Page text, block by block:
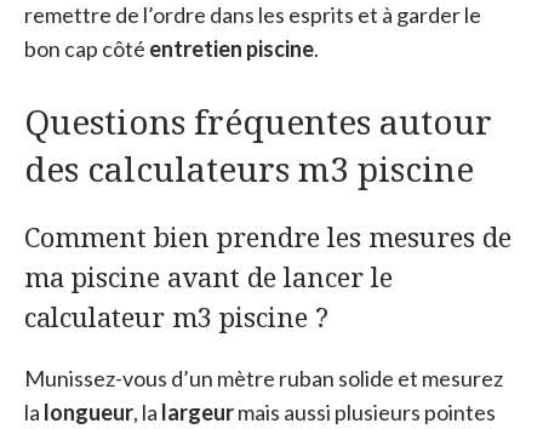
remettre de l’ordre dans les esprits et à garder le
bon cap côté entretien piscine.
Questions fréquentes autour
des calculateurs m3 piscine
Comment bien prendre les mesures de
ma piscine avant de lancer le
calculateur m3 piscine ?
Munissez-vous d’un mètre ruban solide et mesurez
la longueur, la largeurmais aussi plusieurs pointes